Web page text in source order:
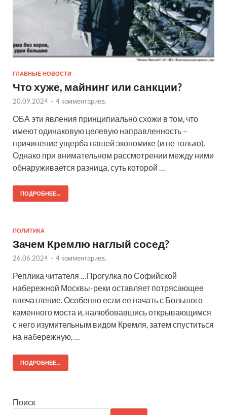
ГЛАВНЫЕ НОВОСТИ
Что хуже, майнинг или санкции?
20.09.2024 - 4 комментариев.
ОБА эти явления принципиально схожи в том, что
имеют одинаковую целевую направленность –
причинение ущерба нашей экономике (и не только).
Однако при внимательном рассмотрении между ними
обнаруживается разница, суть которой …
ПОДРОБНЕЕ...
ПОЛИТИКА
Зачем Кремлю наглый сосед?
26.06.2024 - 4 комментариев.
Реплика читателя …Прогулка по Софийской
набережной Москвы-реки оставляет потрясающее
впечатление. Особенно если ее начать с Большого
каменного моста и, налюбовавшись открывающимся
с него изумительным видом Кремля, затем спуститься
на набережную, …
ПОДРОБНЕЕ...
Поиск